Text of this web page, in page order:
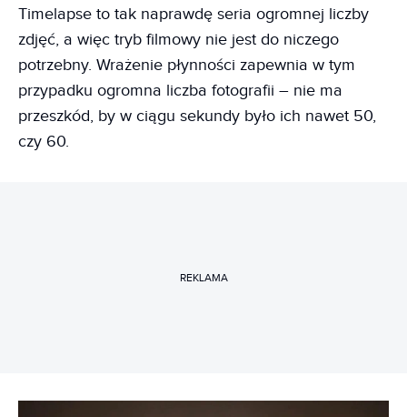
Timelapse to tak naprawdę seria ogromnej liczby
zdjęć, a więc tryb filmowy nie jest do niczego
potrzebny. Wrażenie płynności zapewnia w tym
przypadku ogromna liczba fotografii – nie ma
przeszkód, by w ciągu sekundy było ich nawet 50,
czy 60.
REKLAMA